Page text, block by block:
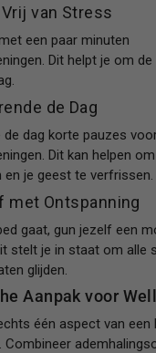
van Stress
een paar minuten
Dit helpt je om
de Dag
de dag korte pauzes
Dit kan helpen
en je geest te verfrissen.
met Ontspanning
gaat, gun jezelf een
stelt je in staat om alle
glijden.
Aanpak voor
één aspect van een
Combineer